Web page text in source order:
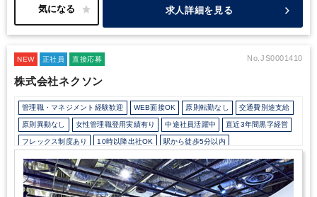
宅などの調整が可能なため、家庭との両立も実現できます。
・複
求人詳細を見る
NEW 正社員 直接応募 No.JS0001410
株式会社ネクソン
管理職・マネジメント経験歓迎 WEB面接OK 原則転勤なし 交通費別途支給
原則異動なし 女性管理職登用実績有り 中途社員活躍中 直近3年間黒字経営
フレックス制度あり 10時以降出社OK 駅から徒歩5分以内
上場企業・株式公開企業 オフィスカジュアルOK カジュアル（デニム）OK
外国人がいるグローバルなオフィス 研修・資格取得支援 完全週休2日制
年間休日120日以上 英語力を活かす 総合力（Big４～準大手）